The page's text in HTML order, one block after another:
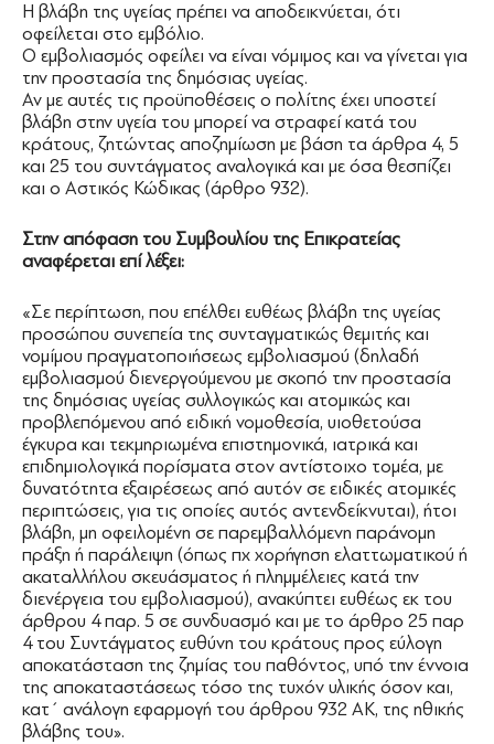
Η βλάβη της υγείας πρέπει να αποδεικνύεται, ότι
οφείλεται στο εμβόλιο.
Ο εμβολιασμός οφείλει να είναι νόμιμος και να γίνεται για
την προστασία της δημόσιας υγείας.
Αν με αυτές τις προϋποθέσεις ο πολίτης έχει υποστεί
βλάβη στην υγεία του μπορεί να στραφεί κατά του
κράτους, ζητώντας αποζημίωση με βάση τα άρθρα 4, 5
και 25 του συντάγματος αναλογικά και με όσα θεσπίζει
και ο Αστικός Κώδικας (άρθρο 932).
Στην απόφαση του Συμβουλίου της Επικρατείας
αναφέρεται επί λέξει:
«Σε περίπτωση, που επέλθει ευθέως βλάβη της υγείας
προσώπου συνεπεία της συνταγματικώς θεμιτής και
νομίμου πραγματοποιήσεως εμβολιασμού (δηλαδή
εμβολιασμού διενεργούμενου με σκοπό την προστασία
της δημόσιας υγείας συλλογικώς και ατομικώς και
προβλεπόμενου από ειδική νομοθεσία, υιοθετούσα
έγκυρα και τεκμηριωμένα επιστημονικά, ιατρικά και
επιδημιολογικά πορίσματα στον αντίστοιχο τομέα, με
δυνατότητα εξαιρέσεως από αυτόν σε ειδικές ατομικές
περιπτώσεις, για τις οποίες αυτός αντενδείκνυται), ήτοι
βλάβη, μη οφειλομένη σε παρεμβαλλόμενη παράνομη
πράξη ή παράλειψη (όπως πχ χορήγηση ελαττωματικού ή
ακαταλλήλου σκευάσματος ή πλημμέλειες κατά την
διενέργεια του εμβολιασμού), ανακύπτει ευθέως εκ του
άρθρου 4 παρ. 5 σε συνδυασμό και με το άρθρο 25 παρ
4 του Συντάγματος ευθύνη του κράτους προς εύλογη
αποκατάσταση της ζημίας του παθόντος, υπό την έννοια
της αποκαταστάσεως τόσο της τυχόν υλικής όσον και,
κατ΄ ανάλογη εφαρμογή του άρθρου 932 ΑΚ, της ηθικής
βλάβης του».